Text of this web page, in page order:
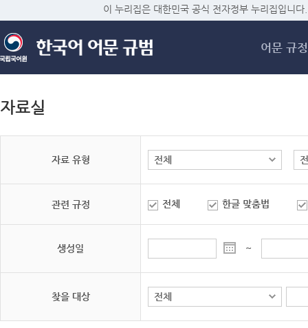
메
이 누리집은 대한민국 공식 전자정부 누리집입니다.
어문 규정
자료실
자료 유형
관련 규정 전체 한글 맞춤법
생성일 ~
찾을 대상